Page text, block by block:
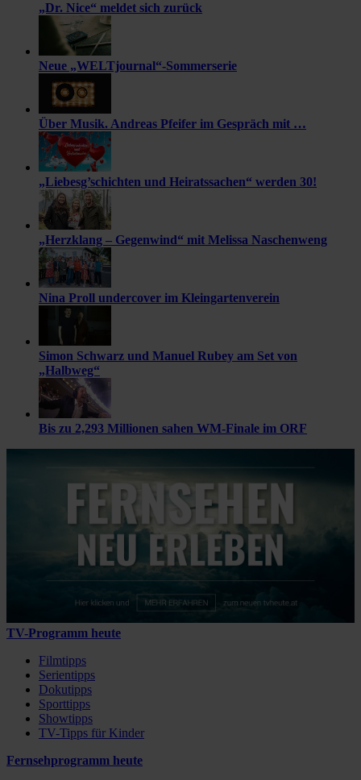
„Dr. Nice“ meldet sich zurück
Neue „WELTjournal“-Sommerserie
Über Musik. Andreas Pfeifer im Gespräch mit …
„Liebesg’schichten und Heiratssachen“ werden 30!
„Herzklang – Gegenwind“ mit Melissa Naschenweng
Nina Proll undercover im Kleingartenverein
Simon Schwarz und Manuel Rubey am Set von
„Halbweg“
Bis zu 2,293 Millionen sahen WM-Finale im ORF
TV-Programm heute
Filmtipps
Serientipps
Dokutipps
Sporttipps
Showtipps
TV-Tipps für Kinder
Fernsehprogramm heute